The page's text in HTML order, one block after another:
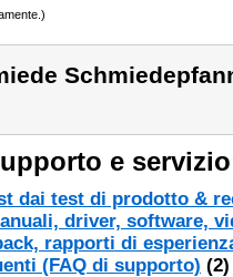
e
dai test di prodotto &
driver, software,
rapporti di
(FAQ di supporto) (2)